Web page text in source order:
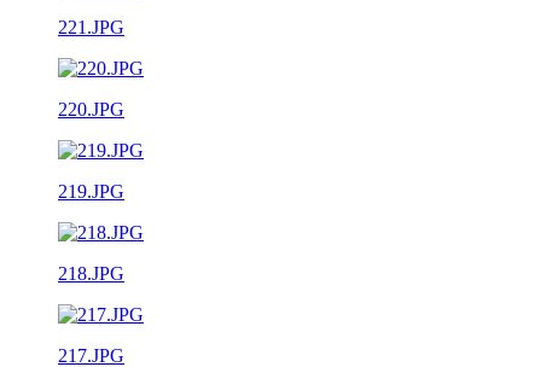
221.JPG
220.JPG
219.JPG
218.JPG
217.JPG